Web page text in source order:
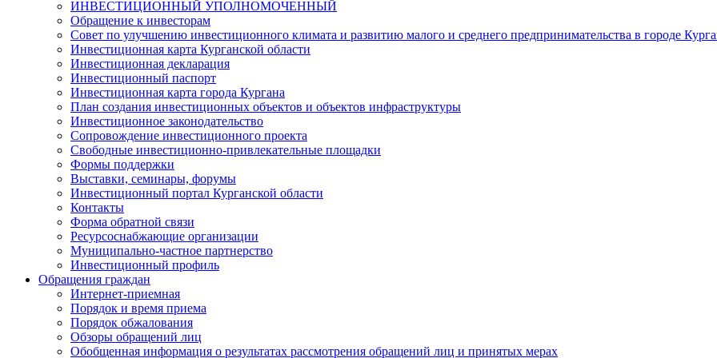
ИНВЕСТИЦИОННЫЙ УПОЛНОМОЧЕННЫЙ
Обращение к инвесторам
Совет по улучшению инвестиционного климата и развитию малого и среднего предпринимательства в городе
Инвестиционная карта Курганской области
Инвестиционная декларация
Инвестиционный паспорт
Инвестиционная карта города Кургана
План создания инвестиционных объектов и объектов инфраструктуры
Инвестиционное законодательство
Сопровождение инвестиционного проекта
Свободные инвестиционно-привлекательные площадки
Формы поддержки
Выставки, семинары, форумы
Инвестиционный портал Курганской области
Контакты
Форма обратной связи
Ресурсоснабжающие организации
Муниципально-частное партнерство
Инвестиционный профиль
Обращения граждан
Интернет-приемная
Порядок и время приема
Порядок обжалования
Обзоры обращений лиц
Обобщенная информация о результатах рассмотрения обращений лиц и принятых мерах